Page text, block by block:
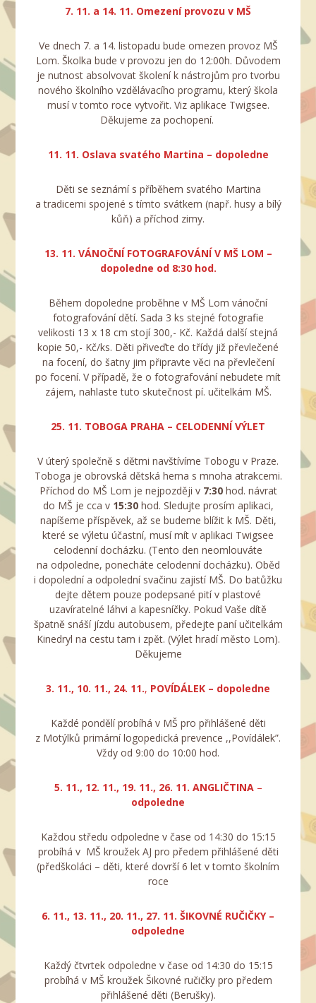
7. 11. a 14. 11. Omezení provozu v MŠ
Ve dnech 7. a 14. listopadu bude omezen provoz MŠ
Lom. Školka bude v provozu jen do 12:00h. Důvodem
je nutnost absolvovat školení k nástrojům pro tvorbu
nového školního vzdělávacího programu, který škola
musí v tomto roce vytvořit. Viz aplikace Twigsee.
Děkujeme za pochopení.
11. 11. Oslava svatého Martina – dopoledne
Děti se seznámí s příběhem svatého Martina
a tradicemi spojené s tímto svátkem (např. husy a bílý
kůň) a příchod zimy.
13. 11. VÁNOČNÍ FOTOGRAFOVÁNÍ V MŠ LOM –
dopoledne od 8:30 hod.
Během dopoledne proběhne v MŠ Lom vánoční
fotografování dětí. Sada 3 ks stejné fotografie
velikosti 13 x 18 cm stojí 300,- Kč. Každá další stejná
kopie 50,- Kč/ks. Děti přiveďte do třídy již převlečené
na focení, do šatny jim připravte věci na převlečení
po focení. V případě, že o fotografování nebudete mít
zájem, nahlaste tuto skutečnost pí. učitelkám MŠ.
25. 11. TOBOGA PRAHA – CELODENNÍ VÝLET
V úterý společně s dětmi navštívíme Tobogu v Praze.
Toboga je obrovská dětská herna s mnoha atrakcemi.
Příchod do MŠ Lom je nejpozději v 7:30hod. návrat
do MŠ je cca v 15:30hod. Sledujte prosím aplikaci,
napíšeme příspěvek, až se budeme blížit k MŠ. Děti,
které se výletu účastní, musí mít v aplikaci Twigsee
celodenní docházku. (Tento den neomlouváte
na odpoledne, ponecháte celodenní docházku). Oběd
i dopolední a odpolední svačinu zajistí MŠ. Do batůžku
dejte dětem pouze podepsané pití v plastové
uzavíratelné láhvi a kapesníčky. Pokud Vaše dítě
špatně snáší jízdu autobusem, předejte paní učitelkám
Kinedryl na cestu tam i zpět. (Výlet hradí město Lom).
Děkujeme
3. 11., 10. 11., 24. 11., POVÍDÁLEK – dopoledne
Každé pondělí probíhá v MŠ pro přihlášené děti
z Motýlků primární logopedická prevence ,,Povídálek”.
Vždy od 9:00 do 10:00 hod.
5. 11., 12. 11., 19. 11., 26. 11. ANGLIČTINA–
odpoledne
Každou středu odpoledne v čase od 14:30 do 15:15
probíhá v MŠ kroužek AJ pro předem přihlášené děti
(předškoláci – děti, které dovrší 6 let v tomto školním
roce
6. 11., 13. 11., 20. 11., 27. 11. ŠIKOVNÉ RUČIČKY –
odpoledne
Každý čtvrtek odpoledne v čase od 14:30 do 15:15
probíhá v MŠ kroužek Šikovné ručičky pro předem
přihlášené děti (Berušky).